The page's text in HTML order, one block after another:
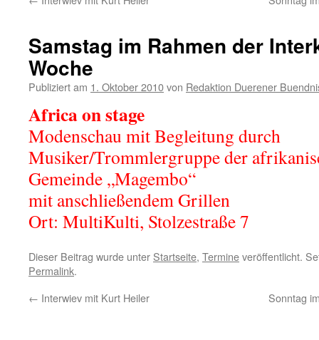
Samstag im Rahmen der
Woche
Publiziert am 1. Oktober 2010von Redaktion Duerener
Africa on stage
Modenschau mit Begleitung durch
Musiker/Trommlergruppe der
Gemeinde „Magembo“
mit anschließendem Grillen
Ort: MultiKulti, Stolzestraße 7
Dieser Beitrag wurde unter Startseite, Termineveröffentlicht.
Permalink.
← Interwiev mit Kurt Heiler Sonntag